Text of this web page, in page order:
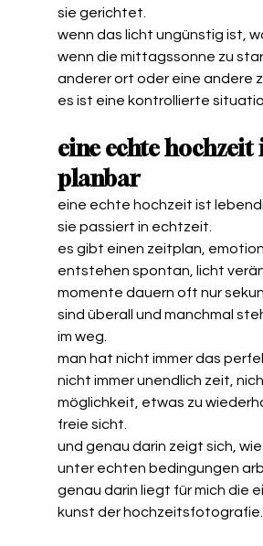
sie gerichtet.
wenn das licht ungünstig ist,
wenn die mittagssonne zu
anderer ort oder eine andere
es ist eine kontrollierte
eine echte
planbar
eine echte hochzeit ist
sie passiert in echtzeit.
es gibt einen zeitplan,
entstehen spontan, licht
momente dauern oft nur
sind überall und manchmal
im weg.
man hat nicht immer das
nicht immer unendlich zeit,
möglichkeit, etwas zu
freie sicht.
und genau darin zeigt sich,
unter echten bedingungen
genau darin liegt für mich die
kunst der hochzeitsfotografie.